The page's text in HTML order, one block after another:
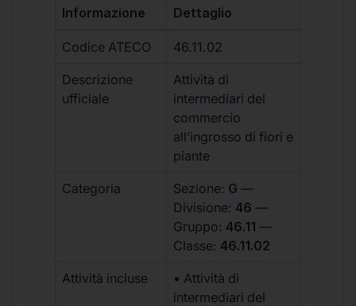
Informazione Dettaglio
Codice ATECO 46.11.02
Descrizione
ufficiale
Attività di
intermediari del
commercio
all’ingrosso di fiori e
piante
Categoria Sezione: G —
Divisione: 46 —
Gruppo: 46.11 —
Classe: 46.11.02
Attività incluse
• Attività di
intermediari del